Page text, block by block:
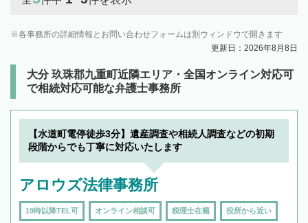
各事務所の詳細情報とお問い合わせフォームは別ウィンドウで開きます
更新日：2026年8月8日
大分 玖珠郡九重町近隣エリア・全国オンライン対応可
で相続対応可能な弁護士事務所
【水道町電停徒歩3分】遺産調査や相続人調査などの初期
段階からでも丁寧に対応いたします
アロウズ法律事務所
19時以降TEL可 オンライン相談可 税理士在籍 役所から近い